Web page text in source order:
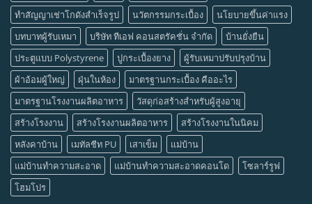
ทำสัญญาเช่าโกดังสำเร็จรูป
นวัตกรรมกระเบื้อง
นโยบายขึ้นค่าแรง
บทบาทผู้รับเหมา
บริษัท ทีเอฟ คอนสตรัคชั่น จำกัด
บ้านยั่งยืน
ประตูแบบ Polystyrene
ปูกระเบื้องยาง
ผู้รับเหมาปรับปรุงบ้าน
ผ้าอ้อมผู้ใหญ่
ฝุ่นในห้อง
มาตรฐานกระเบื้อง คืออะไร
มาตรฐานโรงงานผลิตอาหาร
วัสดุก่อสร้างสำหรับผู้สูงอายุ
สร้างโรงงาน
สร้างโรงงานผลิตอาหาร
สร้างโรงงานในนิคม
หลังคาบ้าน
เมทัลชีท PU เสาเข็ม
แม่บ้าน
แม่บ้านทำความสะอาด
แม่บ้านทำความสะอาดคอนโด
โซลาร์รูฟ
โฮมโปร